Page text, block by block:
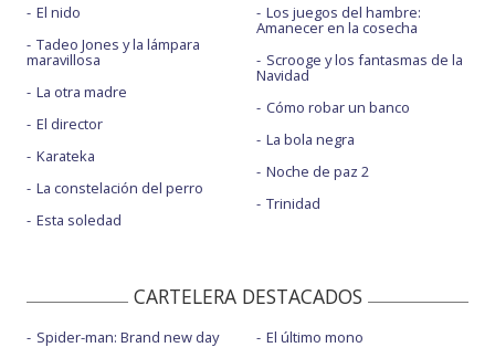
El nido
Tadeo Jones y la lámpara
maravillosa
La otra madre
El director
Karateka
La constelación del perro
Esta soledad
Los juegos del hambre:
Amanecer en la cosecha
Scrooge y los fantasmas de la
Navidad
Cómo robar un banco
La bola negra
Noche de paz 2
Trinidad
CARTELERA DESTACADOS
Spider-man: Brand new day
El último mono